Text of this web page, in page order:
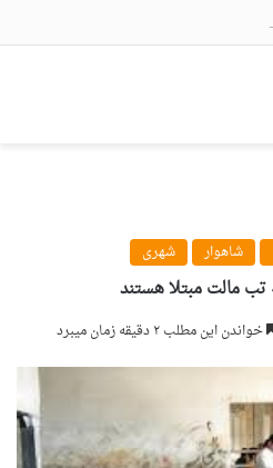
لاریجانی
شاهوار شهری
خواندن این مطلب ۲ دقیقه زمان میبرد